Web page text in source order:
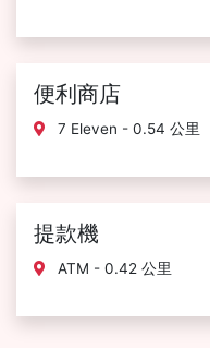
便利商店
7 Eleven - 0.54 公里
提款機
ATM - 0.42 公里